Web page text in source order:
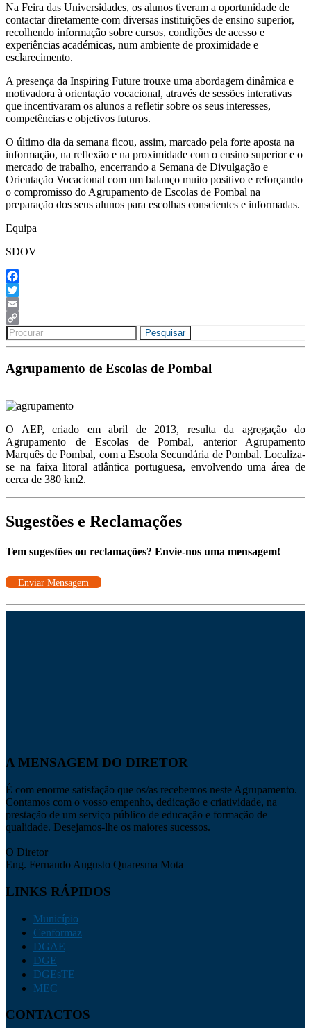
Na Feira das Universidades, os alunos tiveram a oportunidade de
contactar diretamente com diversas instituições de ensino superior,
recolhendo informação sobre cursos, condições de acesso e
experiências académicas, num ambiente de proximidade e
esclarecimento.
A presença da Inspiring Future trouxe uma abordagem dinâmica e
motivadora à orientação vocacional, através de sessões interativas
que incentivaram os alunos a refletir sobre os seus interesses,
competências e objetivos futuros.
O último dia da semana ficou, assim, marcado pela forte aposta na
informação, na reflexão e na proximidade com o ensino superior e o
mercado de trabalho, encerrando a Semana de Divulgação e
Orientação Vocacional com um balanço muito positivo e reforçando
o compromisso do Agrupamento de Escolas de Pombal na
preparação dos seus alunos para escolhas conscientes e informadas.
Equipa
SDOV
Facebook
Twitter
Email
Copy
Link
Search
for:
Pesquisar
Agrupamento de Escolas de Pombal
O AEP, criado em abril de 2013, resulta da agregação do
Agrupamento de Escolas de Pombal, anterior Agrupamento
Marquês de Pombal, com a Escola Secundária de Pombal. Localiza-
se na faixa litoral atlântica portuguesa, envolvendo uma área de
cerca de 380 km2.
Sugestões e Reclamações
Tem sugestões ou reclamações? Envie-nos uma mensagem!
Enviar Mensagem
A MENSAGEM DO DIRETOR
É com enorme satisfação que os/as recebemos neste Agrupamento.
Contamos com o vosso empenho, dedicação e criatividade, na
prestação de um serviço público de educação e formação de
qualidade. Desejamos-lhe os maiores sucessos.
O Diretor
Eng. Fernando Augusto Quaresma Mota
LINKS RÁPIDOS
Município
Cenformaz
DGAE
DGE
DGEsTE
MEC
CONTACTOS